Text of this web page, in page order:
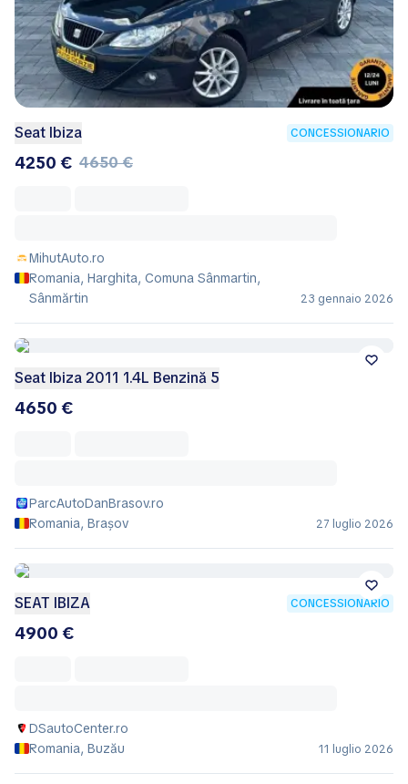
Seat Ibiza CONCESSIONARIO
4250 € 4650 €
MihutAuto.ro
Romania, Harghita, Comuna Sânmartin,
Sânmărtin
23 gennaio 2026
Seat Ibiza 2011 1.4L Benzină 5
4650 €
ParcAutoDanBrasov.ro
Romania, Brașov
27 luglio 2026
SEAT IBIZA CONCESSIONARIO
4900 €
DSautoCenter.ro
Romania, Buzău
11 luglio 2026